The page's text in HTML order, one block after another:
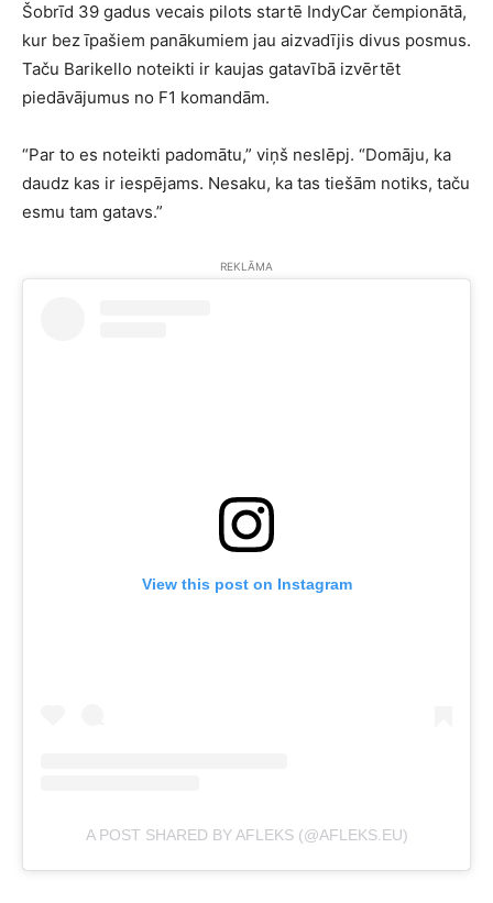
Šobrīd 39 gadus vecais pilots startē IndyCar čempionātā,
kur bez īpašiem panākumiem jau aizvadījis divus posmus.
Taču Barikello noteikti ir kaujas gatavībā izvērtēt
piedāvājumus no F1 komandām.
“Par to es noteikti padomātu,” viņš neslēpj. “Domāju, ka
daudz kas ir iespējams. Nesaku, ka tas tiešām notiks, taču
esmu tam gatavs.”
REKLĀMA
View this post on Instagram
A POST SHARED BY AFLEKS (@AFLEKS.EU)